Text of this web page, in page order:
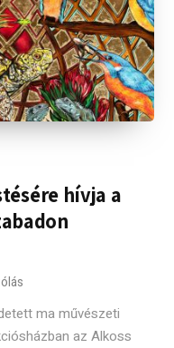
hívja a
ma művészeti
az Alkoss